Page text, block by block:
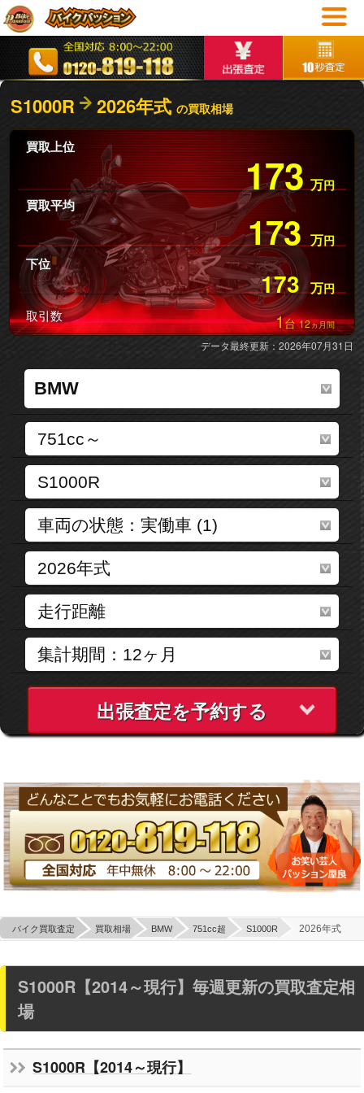
S1000R 2026年式の買取相場
買取上位
173 万円
買取平均
173 万円
下位
173 万円
取引数 1台12ヵ月間
データ最終更新：2026年07月31日
出張査定を予約する
バイク買取査定 買取相場 BMW 751cc超 S1000R 2026年式
S1000R【2014～現行】毎週更新の買取査定相
場
S1000R【2014～現行】